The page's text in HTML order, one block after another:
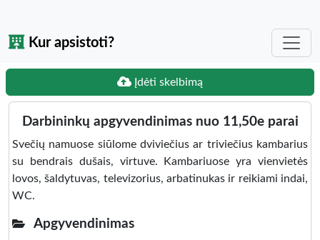
Kur apsistoti?
Įdėti skelbimą
Darbininkų apgyvendinimas nuo 11,50e parai
Svečių namuose siūlome dviviečius ar triviečius kambarius
su bendrais dušais, virtuve. Kambariuose yra vienvietės
lovos, šaldytuvas, televizorius, arbatinukas ir reikiami indai,
WC.
Apgyvendinimas